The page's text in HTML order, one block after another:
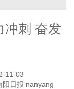
冲刺 奋发
11-03
阳日报 nanyang